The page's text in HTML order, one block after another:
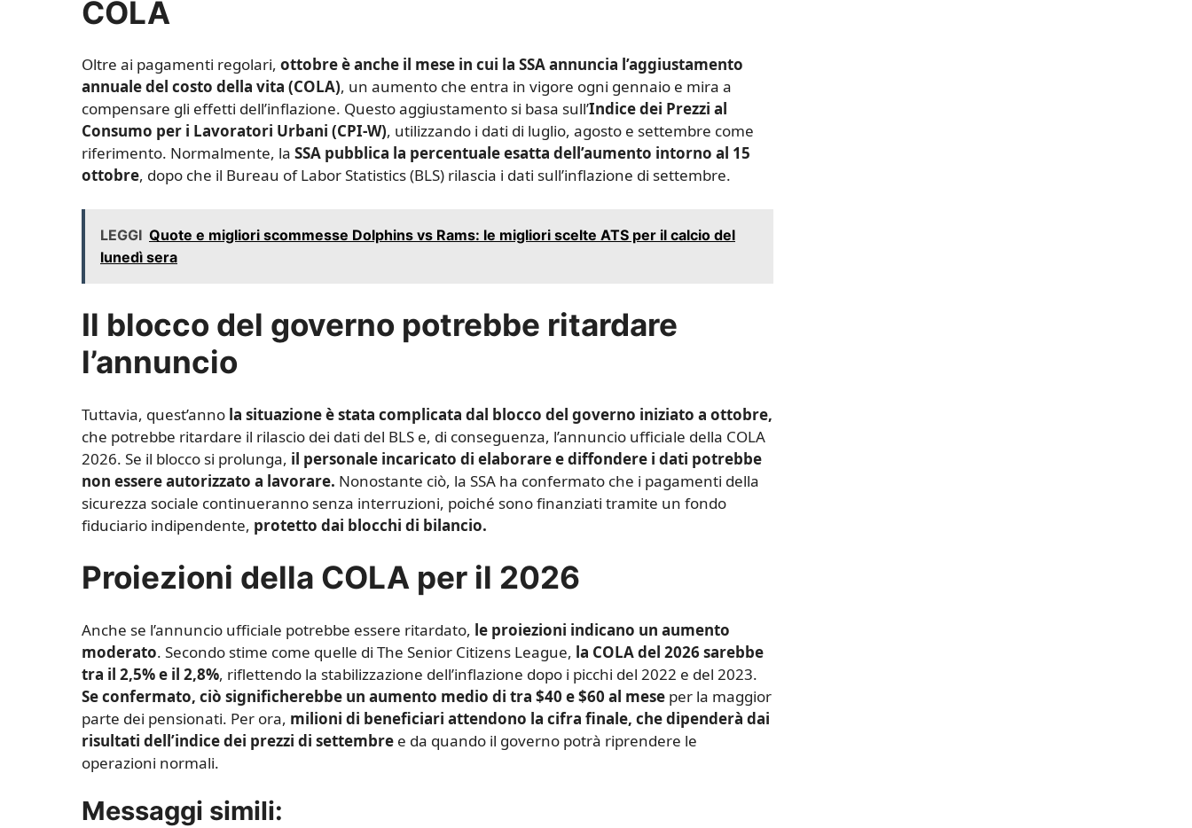
COLA
Oltre ai pagamenti regolari, ottobre è anche il mese in cui la SSA annuncia l’aggiustamento
annuale del costo della vita (COLA), un aumento che entra in vigore ogni gennaio e mira a
compensare gli effetti dell’inflazione. Questo aggiustamento si basa sull’Indice dei Prezzi al
Consumo per i Lavoratori Urbani (CPI-W), utilizzando i dati di luglio, agosto e settembre come
riferimento. Normalmente, la SSA pubblica la percentuale esatta dell’aumento intorno al 15
ottobre, dopo che il Bureau of Labor Statistics (BLS) rilascia i dati sull’inflazione di settembre.
LEGGI Quote e migliori scommesse Dolphins vs Rams: le migliori scelte ATS per il calcio del
lunedì sera
Il blocco del governo potrebbe ritardare
l’annuncio
Tuttavia, quest’anno la situazione è stata complicata dal blocco del governo iniziato a ottobre,
che potrebbe ritardare il rilascio dei dati del BLS e, di conseguenza, l’annuncio ufficiale della COLA
2026. Se il blocco si prolunga, il personale incaricato di elaborare e diffondere i dati potrebbe
non essere autorizzato a lavorare. Nonostante ciò, la SSA ha confermato che i pagamenti della
sicurezza sociale continueranno senza interruzioni, poiché sono finanziati tramite un fondo
fiduciario indipendente, protetto dai blocchi di bilancio.
Proiezioni della COLA per il 2026
Anche se l’annuncio ufficiale potrebbe essere ritardato, le proiezioni indicano un aumento
moderato. Secondo stime come quelle di The Senior Citizens League, la COLA del 2026 sarebbe
tra il 2,5% e il 2,8%, riflettendo la stabilizzazione dell’inflazione dopo i picchi del 2022 e del 2023.
Se confermato, ciò significherebbe un aumento medio di tra $40 e $60 al mese per la maggior
parte dei pensionati. Per ora, milioni di beneficiari attendono la cifra finale, che dipenderà dai
risultati dell’indice dei prezzi di settembre e da quando il governo potrà riprendere le
operazioni normali.
Messaggi simili: